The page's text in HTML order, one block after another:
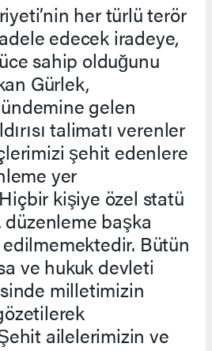
her türlü terör
edecek iradeye,
sahip olduğunu
Gürlek,
gelen
talimatı verenler
şehit edenlere
yer
kişiye özel statü
başka
Bütün
ve hukuk devleti
milletimizin
ailelerimizin ve